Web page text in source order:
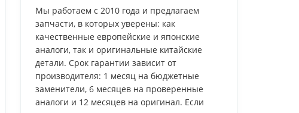
Мы работаем с 2010 года и предлагаем
запчасти, в которых уверены: как
качественные европейские и японские
аналоги, так и оригинальные китайские
детали. Срок гарантии зависит от
производителя: 1 месяц на бюджетные
заменители, 6 месяцев на проверенные
аналоги и 12 месяцев на оригинал. Если